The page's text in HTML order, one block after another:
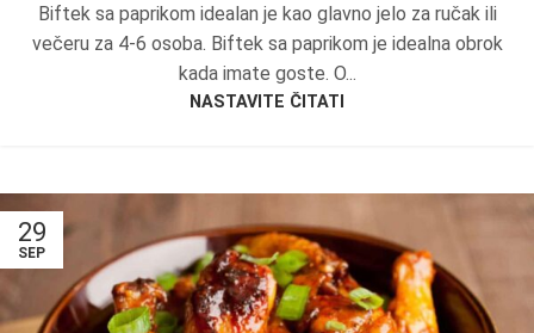
Biftek sa paprikom idealan je kao glavno jelo za ručak ili
večeru za 4-6 osoba. Biftek sa paprikom je idealna obrok
kada imate goste. O...
NASTAVITE ČITATI
29
SEP